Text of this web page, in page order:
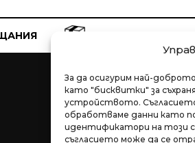
За да осигурим най-
като "бисквитки" за
устройството.
обработваме данни като
идентификатори на този
съгласието може да се